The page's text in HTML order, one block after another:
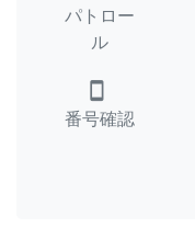
パトロー
ル
smartphone
番号確認